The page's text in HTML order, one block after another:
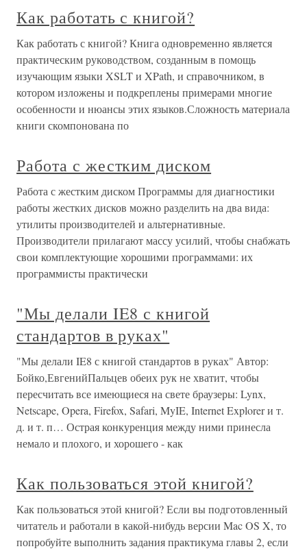
Как работать с книгой?
Как работать с книгой? Книга одновременно является
практическим руководством, созданным в помощь
изучающим языки XSLT и XPath, и справочником, в
котором изложены и подкреплены примерами многие
особенности и нюансы этих языков.Сложность материала
книги скомпонована по
Работа с жестким диском
Работа с жестким диском Программы для диагностики
работы жестких дисков можно разделить на два вида:
утилиты производителей и альтернативные.
Производители прилагают массу усилий, чтобы снабжать
свои комплектующие хорошими программами: их
программисты практически
"Мы делали IE8 с книгой
стандартов в руках"
"Мы делали IE8 с книгой стандартов в руках" Автор:
Бойко,ЕвгенийПальцев обеих рук не хватит, чтобы
пересчитать все имеющиеся на свете браузеры: Lynx,
Netscape, Opera, Firefox, Safari, MyIE, Internet Explorer и т.
д. и т. п… Острая конкуренция между ними принесла
немало и плохого, и хорошего - как
Как пользоваться этой книгой?
Как пользоваться этой книгой? Если вы подготовленный
читатель и работали в какой-нибудь версии Mac OS X, то
попробуйте выполнить задания практикума главы 2, если